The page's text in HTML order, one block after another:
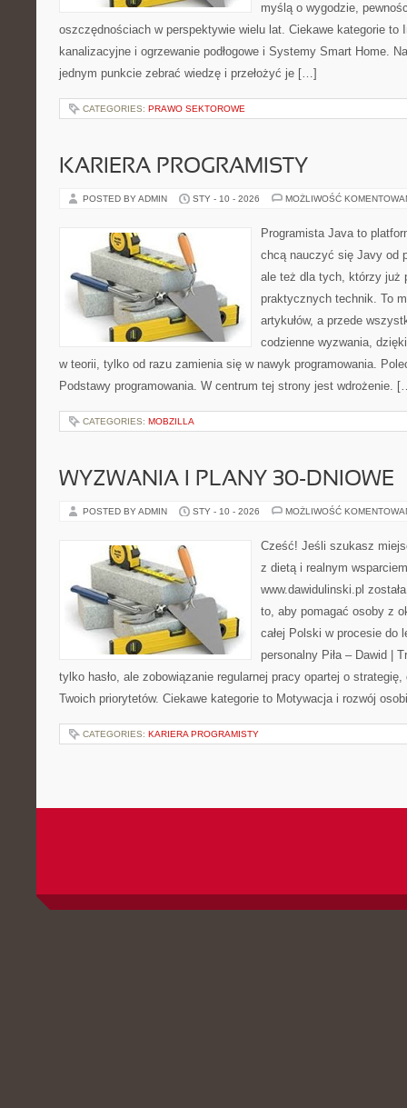
myślą o wygodzie,
oszczędnościach w perspektywie wielu lat. Ciekawe kategorie to
kanalizacyjne i ogrzewanie podłogowe i Systemy Smart Home.
jednym punkcie zebrać wiedzę i przełożyć je […]
CATEGORIES: PRAWO SEKTOROWE
KARIERA PROGRAMISTY
POSTED BY ADMIN STY - 10 - 2026 MOŻLIWOŚĆ
Programista Java to
chcą nauczyć się Javy od
ale też dla tych, którzy już
praktycznych technik. To
artykułów, a przede
codzienne wyzwania,
w teorii, tylko od razu zamienia się w nawyk programowania.
Podstawy programowania. W centrum tej strony jest wdrożenie.
CATEGORIES: MOBZILLA
WYZWANIA I PLANY 30-DNIOWE
POSTED BY ADMIN STY - 10 - 2026 MOŻLIWOŚĆ
Cześć! Jeśli szukasz
z dietą i realnym
www.dawidulinski.pl
to, aby pomagać osoby z
całej Polski w procesie do
personalny Piła – Dawid |
tylko hasło, ale zobowiązanie regularnej pracy opartej o
Twoich priorytetów. Ciekawe kategorie to Motywacja i rozwój
CATEGORIES: KARIERA PROGRAMISTY